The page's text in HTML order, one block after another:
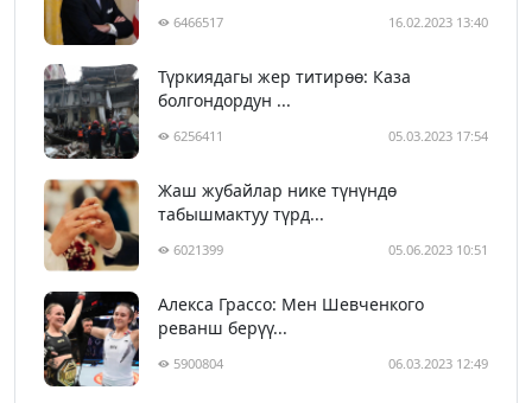
6466517 16.02.2023 13:40
Түркиядагы жер титирөө: Каза
болгондордун ...
6256411 05.03.2023 17:54
Жаш жубайлар нике түнүндө
табышмактуу түрд...
6021399 05.06.2023 10:51
Алекса Грассо: Мен Шевченкого
реванш берүү...
5900804 06.03.2023 12:49